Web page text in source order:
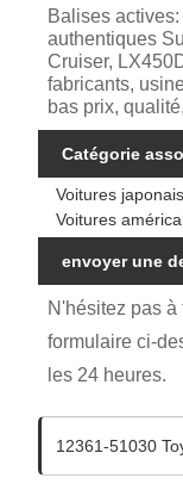
Balises
authentiques
Cruiser,
fabricants,
bas prix,
Catégorie
Voitures
Voitures
envoyer une
N'hésitez pas
formulaire ci-
les 24 heures.